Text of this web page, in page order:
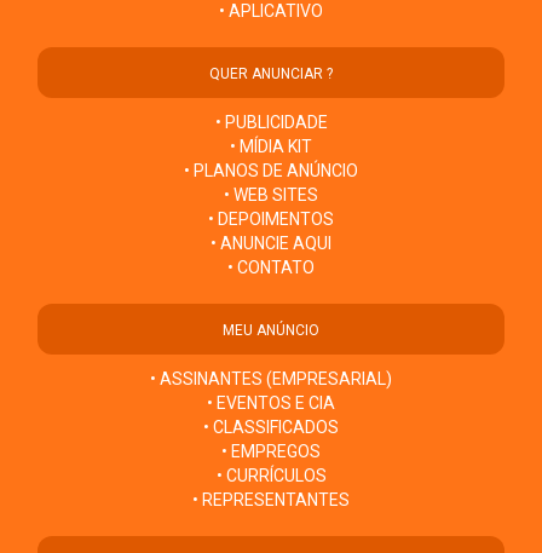
• APLICATIVO
QUER ANUNCIAR ?
• PUBLICIDADE
• MÍDIA KIT
• PLANOS DE ANÚNCIO
• WEB SITES
• DEPOIMENTOS
• ANUNCIE AQUI
• CONTATO
MEU ANÚNCIO
• ASSINANTES (EMPRESARIAL)
• EVENTOS E CIA
• CLASSIFICADOS
• EMPREGOS
• CURRÍCULOS
• REPRESENTANTES